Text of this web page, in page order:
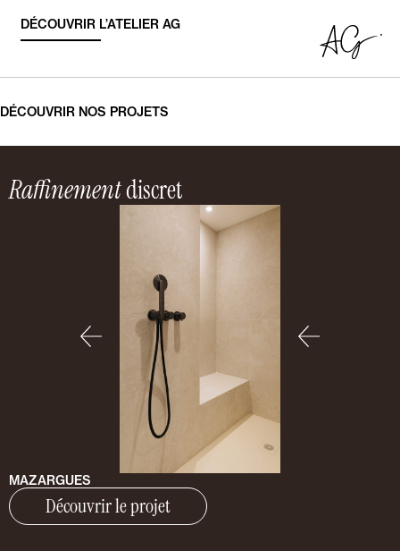
DÉCOUVRIR L’ATELIER AG
DÉCOUVRIR NOS PROJETS
Raffinementdiscret
MAZARGUES
Découvrir le projet